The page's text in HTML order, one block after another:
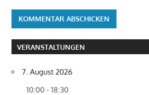
VERANSTALTUNGEN
7. August 2026
10:00 - 18:30